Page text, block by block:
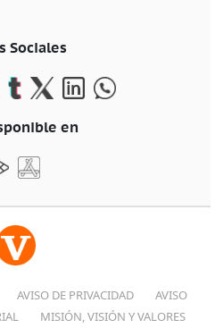
Sociales
en
AVISO DE PRIVACIDAD
AVISO
MISIÓN, VISIÓN Y VALORES